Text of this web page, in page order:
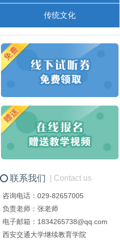
传统文化
联系我们 | Contact us
咨询电话：029-82657005
负责老师：张老师
电子邮箱：1834265738@qq.com
西安交通大学继续教育学院